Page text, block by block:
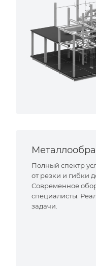
Полный спектр
от резки и гибки
Современное
специалисты.
задачи.